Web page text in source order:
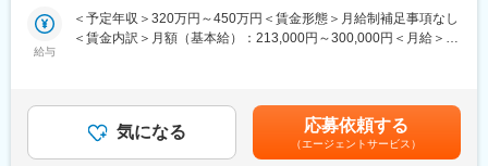
- ラップポン（日本セイフティー社／密封型衛生トイレ）
- 窓（MUSVI社／遠隔映像コミュニケーション技術）
現場の成果を裏側から支える戦略実務職です
- 社会課題に挑む“仕掛け人”：防災×テクノロジーという成長分野
で、製品やサービスの価値を広げる役割を担います
す。
（既存8割、新規2割）
・ガスコンロや給湯器など、関連商品の提案、販売
給与
＜予定年収＞320万円～450万円＜賃金形態＞月給制補足事項なし
＜賃金内訳＞月額（基本給）：213,000円～300,000円＜月給＞
であり、選考を通じて上下する可能性があります。月給(月額)は固
定手当を含めた表記です。
気になる 応募依頼する
（エージェントサービス）